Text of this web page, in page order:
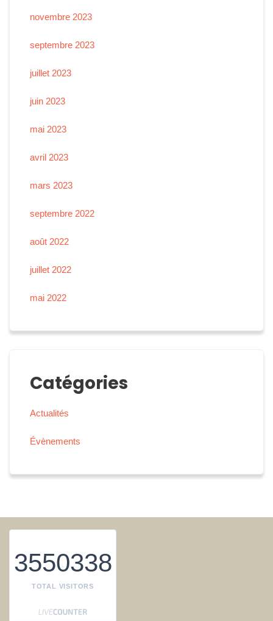
novembre 2023
septembre 2023
juillet 2023
juin 2023
mai 2023
avril 2023
mars 2023
septembre 2022
août 2022
juillet 2022
mai 2022
Catégories
Actualités
Évènements
3550338
TOTAL VISITORS